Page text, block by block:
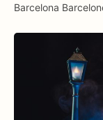
Barcelona